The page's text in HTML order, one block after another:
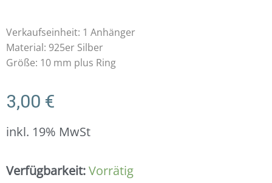
Verkaufseinheit: 1 Anhänger
Material: 925er Silber
Größe: 10 mm plus Ring
3,00 €
inkl. 19% MwSt
Verfügbarkeit:Vorrätig
Anhänger